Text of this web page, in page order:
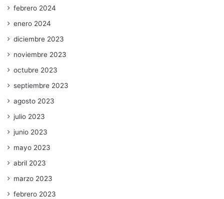
febrero 2024
enero 2024
diciembre 2023
noviembre 2023
octubre 2023
septiembre 2023
agosto 2023
julio 2023
junio 2023
mayo 2023
abril 2023
marzo 2023
febrero 2023